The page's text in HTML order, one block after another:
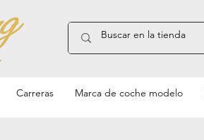
Carreras Marca de coche modelo